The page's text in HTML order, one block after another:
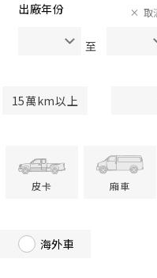
出廠年份
至
取
15萬km以上
皮卡 廂車
海外車